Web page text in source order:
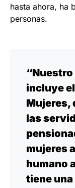
hasta ahora, ha
personas.
incluye el
Mujeres,
las
mujeres
humano
tiene